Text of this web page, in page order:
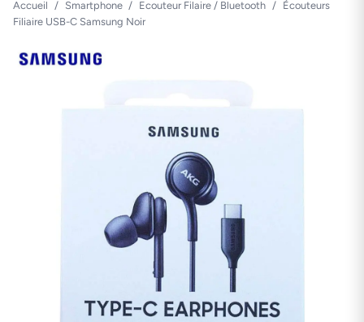
Accueil / Smartphone / Ecouteur Filaire / Bluetooth /
Écouteurs
Filiaire USB-C Samsung Noir